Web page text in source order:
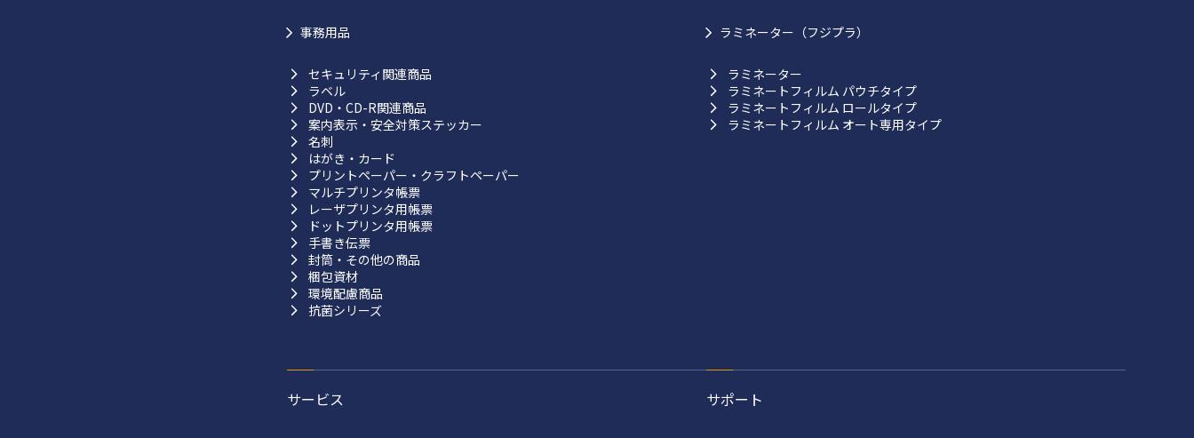
事務用品
セキュリティ関連商品
ラベル
DVD・CD-R関連商品
案内表示・安全対策ステッカー
名刺
はがき・カード
プリントペーパー・クラフトペーパー
マルチプリンタ帳票
レーザプリンタ用帳票
ドットプリンタ用帳票
手書き伝票
封筒・その他の商品
梱包資材
環境配慮商品
抗菌シリーズ
ラミネーター（フジプラ）
ラミネーター
ラミネートフィルム パウチタイプ
ラミネートフィルム ロールタイプ
ラミネートフィルム オート専用タイプ
サービス サポート